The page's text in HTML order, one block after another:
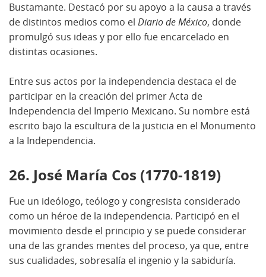
Bustamante. Destacó por su apoyo a la causa a través
de distintos medios como el Diario de México, donde
promulgó sus ideas y por ello fue encarcelado en
distintas ocasiones.
Entre sus actos por la independencia destaca el de
participar en la creación del primer Acta de
Independencia del Imperio Mexicano. Su nombre está
escrito bajo la escultura de la justicia en el Monumento
a la Independencia.
26. José María Cos (1770-1819)
Fue un ideólogo, teólogo y congresista considerado
como un héroe de la independencia. Participó en el
movimiento desde el principio y se puede considerar
una de las grandes mentes del proceso, ya que, entre
sus cualidades, sobresalía el ingenio y la sabiduría.